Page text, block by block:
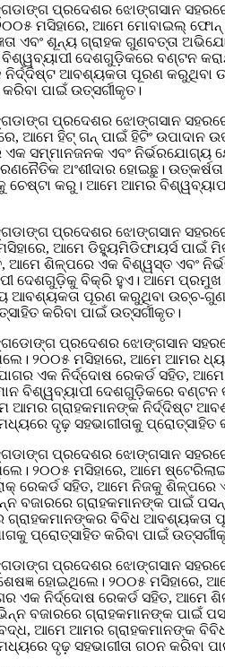
ପ୍ରଦେଶର ଝୋଙ୍ଗସାନ
ମସିହାରେ, ଆମେ ମୋବାଇଲ୍
ଏବଂ ଶୂନ୍ୟ ଗ୍ରାହକ ଗୁଣବତ୍ତା
ଦେଶଗୁଡ଼ିକରେ ବଣ୍ଟନ
ଆବଶ୍ୟକତା ପୂରଣ କରୁଥିବା
ପାଇଁ ଉତ୍ସର୍ଗୀକୃତ।
ପ୍ରଦେଶର ଝୋଙ୍ଗସାନ
ଆମେ ହିଟ୍ ଗନ୍ ପାଇଁ ହିଟିଂ
ସମ୍ମାନଜନକ ଏବଂ
ଅଂଶୀଦାର ହୋଇଛୁ।
କରୁ। ଆମେ ଆମର
ପ୍ରଦେଶର ଝୋଙ୍ଗସାନ
ଆମେ ଡିହ୍ୟୁମିଡିଫାୟର୍ସ
ଆମେ ଶିଳ୍ପରେ ଏକ ବିଶ୍ୱସ୍ତ ଏବଂ
ଦେଶଗୁଡ଼ିକୁ ବିକ୍ରି ହୁଏ। ଆମେ
ଆବଶ୍ୟକତା ପୂରଣ କରୁଥିବା ଉଚ୍ଚ-
କରିବା ପାଇଁ ଉତ୍ସର୍ଗୀକୃତ।
ପ୍ରଦେଶର ଝୋଙ୍ଗସାନ
୨୦୦୫ ମସିହାରେ, ଆମେ ଆମର
ଏକ ନିର୍ଦ୍ଦୋଷ ରେକର୍ଡ ସହିତ,
ବିଶ୍ୱବ୍ୟାପୀ ଦେଶଗୁଡ଼ିକରେ
ଆମର ଗ୍ରାହକମାନଙ୍କ ନିର୍ଦ୍ଦିଷ୍ଟ
ଦୃଢ଼ ସହଭାଗୀତାକୁ ପ୍ରୋତ୍ସାହିତ
ପ୍ରଦେଶର ଝୋଙ୍ଗସାନ
୨୦୦୫ ମସିହାରେ, ଆମେ
ରେକର୍ଡ ସହିତ, ଆମେ ନିଜକୁ
ବଜାରରେ ଗ୍ରାହକମାନଙ୍କ ପାଇଁ
ବିବିଧ ଆବଶ୍ୟକତା
ପ୍ରୋତ୍ସାହିତ କରିବା ପାଇଁ
ପ୍ରଦେଶର ଝୋଙ୍ଗସାନ
ହୋଇଥିଲେ। ୨୦୦୫ ମସିହାରେ,
ଏକ ନିର୍ଦ୍ଦୋଷ ରେକର୍ଡ ସହିତ, ଆମେ
ବଜାରରେ ଗ୍ରାହକମାନଙ୍କ
ଆମେ ଆମର ଗ୍ରାହକମାନଙ୍କ
ଦୃଢ଼ ସହଭାଗୀତା ଗଠନ କରିବା